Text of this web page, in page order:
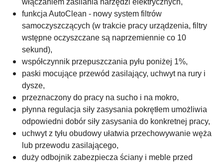
włączaniem zasilania narzędzi elektrycznych,
funkcja AutoClean - nowy system filtrów
samoczyszczących (w trakcie pracy urządzenia, filtry
wstępne oczyszczane są naprzemiennie co 10
sekund),
współczynnik przepuszczania pyłu poniżej 1%,
paski mocujące przewód zasilający, uchwyt na rury i
dysze,
przeznaczony do pracy na sucho i na mokro,
płynna regulacja siły zasysania pokrętłem umożliwia
odpowiedni dobór siły zasysania do konkretnej pracy,
uchwyt z tyłu obudowy ułatwia przechowywanie węża
lub przewodu zasilającego,
duży odbojnik zabezpiecza ściany i meble przed